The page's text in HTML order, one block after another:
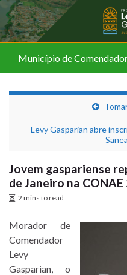
Município de
Levy Gasparian abre
Jovem gaspariense
de Janeiro na CONAE
2 mins to read
Morador de
Comendador
Levy
Gasparian, o